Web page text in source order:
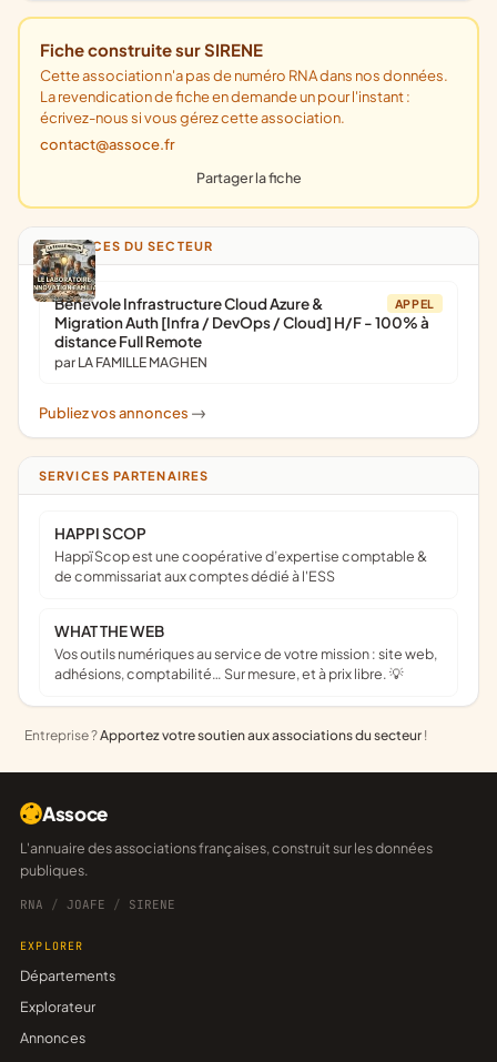
Fiche construite sur SIRENE
Cette association n'a pas de numéro RNA dans nos données.
La revendication de fiche en demande un pour l'instant :
écrivez-nous si vous gérez cette association.
contact@assoce.fr
Partager la fiche
ANNONCES DU SECTEUR
APPEL
Bénévole Infrastructure Cloud Azure &
Migration Auth [Infra / DevOps / Cloud] H/F - 100% à
distance Full Remote
par LA FAMILLE MAGHEN
Publiez vos annonces ->
SERVICES PARTENAIRES
HAPPI SCOP
Happï Scop est une coopérative d’expertise comptable &
de commissariat aux comptes dédié à l'ESS
WHAT THE WEB
Vos outils numériques au service de votre mission : site web,
adhésions, comptabilité… Sur mesure, et à prix libre. 💡
Entreprise ?Apportez votre soutien aux associations du secteur !
Assoce
L'annuaire des associations françaises, construit sur les données
publiques.
RNA / JOAFE / SIRENE
EXPLORER
Départements
Explorateur
Annonces